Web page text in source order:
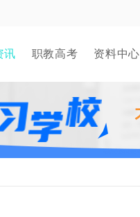
讯 职教高考 资料中心